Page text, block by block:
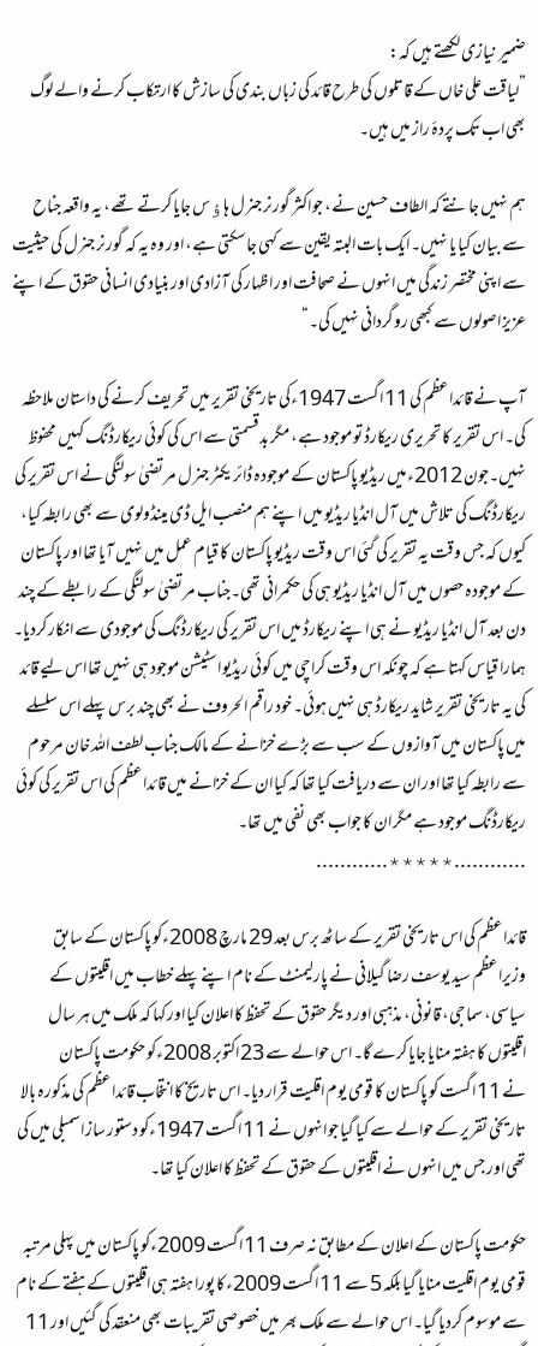
ضمیر نیازی لکھتے ہیں کہ:
”لیاقت علی خاں کے قاتلوں کی طرح قائد کی زباں بندی کی سازش کا ارتکاب کرنے والے لوگ
بھی اب تک پردۂ راز میں ہیں۔
ہم نہیں جانتے کہ الطاف حسین نے، جو اکثر گورنر جنرل ہاﺅس جایا کرتے تھے، یہ واقعہ جناح
سے بیان کیا یا نہیں۔ ایک بات البتہ یقین سے کہی جاسکتی ہے، اور وہ یہ کہ گورنر جنرل کی حیثیت
سے اپنی مختصر زندگی میں انہوں نے صحافت اور اظہار کی آزادی اور بنیادی انسانی حقوق کے اپنے
عزیز اصولوں سے کبھی روگردانی نہیں کی۔“
آپ نے قائداعظم کی 11 اگست 1947ءکی تاریخی تقریر میں تحریف کرنے کی داستان ملاحظہ
کی۔ اس تقریر کا تحریری ریکارڈ تو موجود ہے، مگر بدقسمتی سے اس کی کوئی ریکارڈنگ کہیں محفوظ
نہیں۔جون 2012ءمیں ریڈیو پاکستان کے موجودہ ڈائریکٹر جنرل مرتضیٰ سولنگی نے اس تقریر کی
ریکارڈنگ کی تلاش میں آل انڈیا ریڈیو میں اپنے ہم منصب ایل ڈی مینڈولوی سے بھی رابطہ کیا،
کیوں کہ جس وقت یہ تقریر کی گئی اس وقت ریڈیو پاکستان کا قیام عمل میں نہیں آیا تھا اور پاکستان
کے موجودہ حصوں میں آل انڈیا ریڈیو ہی کی حکمرانی تھی۔جناب مرتضیٰ سولنگی کے رابطے کے چند
دن بعد آل انڈیا ریڈیو نے ہی اپنے ریکارڈ میں اس تقریر کی ریکارڈنگ کی موجودی سے انکار کردیا۔
ہمارا قیاس کہتا ہے کہ چونکہ اس وقت کراچی میں کوئی ریڈیو اسٹیشن موجود ہی نہیں تھا اس لیے قائد
کی یہ تاریخی تقریر شاید ریکارڈ ہی نہیں ہوئی۔ خود راقم الحروف نے بھی چند برس پہلے اس سلسلے
میں پاکستان میں آوازوں کے سب سے بڑے خزانے کے مالک جناب لطف اللہ خان مرحوم
سے رابطہ کیا تھا اور ان سے دریافت کیا تھا کہ کیا ان کے خزانے میں قائداعظم کی اس تقریر کی کوئی
ریکارڈنگ موجود ہے مگر ان کا جواب بھی نفی میں تھا۔
............٭٭٭٭٭............
قائداعظم کی اس تاریخی تقریر کے ساٹھ برس بعد 29 مارچ 2008ءکو پاکستان کے سابق
وزیراعظم سید یوسف رضا گیلانی نے پارلیمنٹ کے نام اپنے پہلے خطاب میں اقلیتوں کے
سیاسی، سماجی، قانونی، مذہبی اور دیگر حقوق کے تحفظ کا اعلان کیا اور کہا کہ ملک میں ہر سال
اقلیتوں کا ہفتہ منایا جایا کرے گا۔ اس حوالے سے 23 اکتوبر 2008ءکو حکومت پاکستان
نے 11 اگست کو پاکستان کا قومی یوم اقلیت قرار دیا۔ اس تاریخ کا انتخاب قائداعظم کی مذکورہ بالا
تاریخی تقریر کے حوالے سے کیا گیا جو انہوں نے 11 اگست 1947ءکو دستور ساز اسمبلی میں کی
تھی اور جس میں انہوں نے اقلیتوں کے حقوق کے تحفظ کا اعلان کیا تھا۔
حکومت پاکستان کے اعلان کے مطابق نہ صرف 11 اگست 2009ءکو پاکستان میں پہلی مرتبہ
قومی یوم اقلیت منایا گیا بلکہ 5 سے 11 اگست 2009ءکا پورا ہفتہ ہی اقلیتوں کے ہفتے کے نام
سے موسوم کردیا گیا۔ اس حوالے سے ملک بھر میں خصوصی تقریبات بھی منعقد کی گئیں اور 11